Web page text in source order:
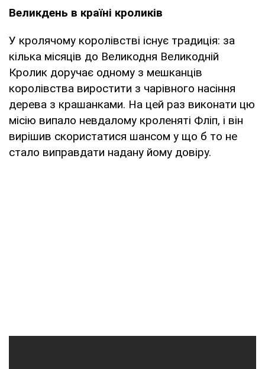
Великдень в країні кроликів
У кролячому королівстві існує традиція: за
кілька місяців до Великодня Великодній
Кролик доручає одному з мешканців
королівства виростити з чарівного насіння
дерева з крашанками. На цей раз виконати цю
місію випало невдалому кроленяті Фліп, і він
вирішив скористатися шансом у що б то не
стало виправдати надану йому довіру.